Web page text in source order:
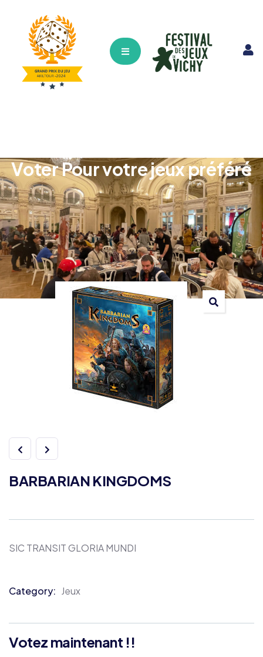
Hamburger Toggle Menu
Voter Pour votre jeux préféré
BARBARIAN KINGDOMS
SIC TRANSIT GLORIA MUNDI
Category: Jeux
Votez maintenant !!